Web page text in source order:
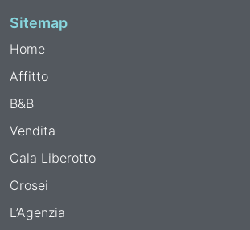
Sitemap
Home
Affitto
B&B
Vendita
Cala Liberotto
Orosei
L’Agenzia